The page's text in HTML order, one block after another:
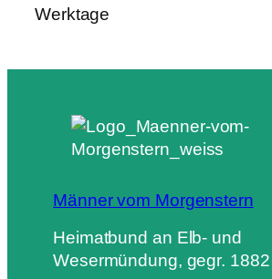
Werktage
Männer vom Morgenstern
Heimatbund an Elb- und
Wesermündung, gegr. 1882